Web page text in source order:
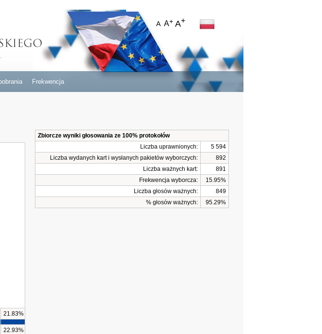
A A+ A+
Frekwencja
21.83%
22.93%
Zbiorcze wyniki głosowania ze 100% protokołów
Liczba uprawnionych:
5 594
Liczba wydanych kart i wysłanych pakietów wyborczych:
892
Liczba ważnych kart:
891
Frekwencja wyborcza:
15.95%
Liczba głosów ważnych:
849
% głosów ważnych:
95.29%